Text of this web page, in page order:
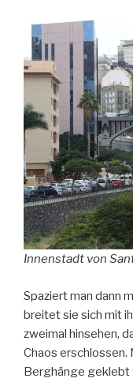
Innenstadt von
Spaziert man dann
breitet sie sich mit
zweimal hinsehen,
Chaos erschlossen.
Berghänge geklebt